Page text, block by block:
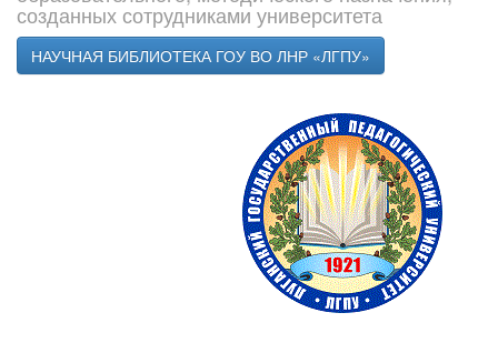
созданных сотрудниками университета
НАУЧНАЯ БИБЛИОТЕКА ГОУ ВО ЛНР «ЛГПУ»